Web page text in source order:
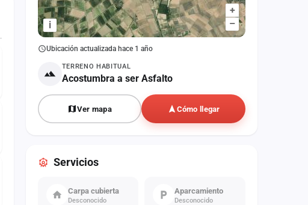
+
–
i
Ubicación actualizada hace 1 año
TERRENO HABITUAL
Acostumbra a ser Asfalto
Ver mapa Cómo llegar
Servicios
Carpa cubierta
Desconocido
Aparcamiento
Desconocido